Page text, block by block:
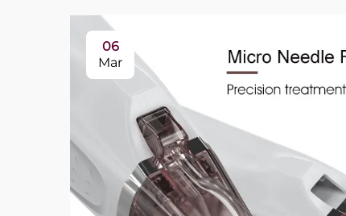
06
Mar